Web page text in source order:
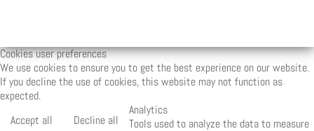
Cookies user preferences
We use cookies to ensure you to get the best experience on our website.
If you decline the use of cookies, this website may not function as
expected.
Accept all
Decline all
Analytics
Tools used to analyze the data to measure